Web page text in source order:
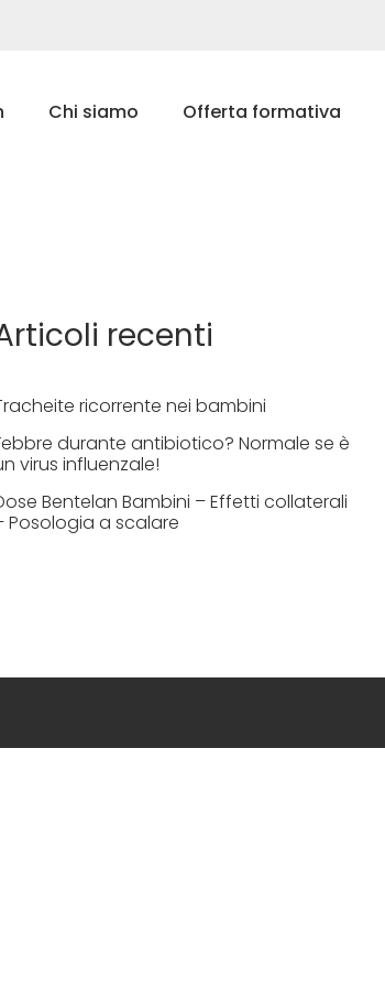
Chi siamo Offerta formativa
recenti
ricorrente nei bambini
durante antibiotico? Normale se è
virus influenzale!
Bentelan Bambini – Effetti collaterali
Posologia a scalare